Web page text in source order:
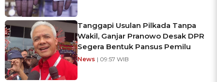
Tanggapi Usulan Pilkada Tanpa
Wakil, Ganjar Pranowo Desak DPR
Segera Bentuk Pansus Pemilu
News | 09:57 WIB